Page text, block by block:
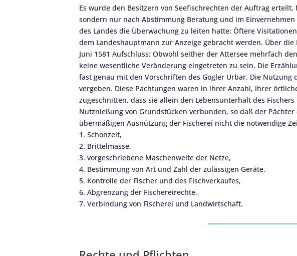
Es wurde den Besitzern von Seefischrechten der Auftrag
sondern nur nach Abstimmung Beratung und im
des Landes die Überwachung zu leiten hatte: Öftere
dem Landeshauptmann zur Anzeige gebracht werden. Über
Juni 1581 Aufschluss: Obwohl seither der Attersee mehrfach
keine wesentliche Veränderung eingetreten zu sein. Die
fast genau mit den Vorschriften des Gogler Urbar. Die
vergeben. Diese Pachtungen waren in ihrer Anzahl, ihrer
zugeschnitten, dass sie allein den Lebensunterhalt des
Nutznießung von Grundstücken verbunden, so daß der
übermäßigen Ausnützung der Fischerei nicht die notwendige
1. Schonzeit,
2. Brittelmasse,
3. vorgeschriebene Maschenweite der Netze,
4. Bestimmung von Art und Zahl der zulässigen Geräte,
5. Kontrolle der Fischer und des Fischverkaufes,
6. Abgrenzung der Fischereirechte,
7. Verbindung von Fischerei und Landwirtschaft.